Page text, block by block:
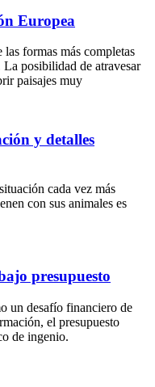
Europea
formas más completas
posibilidad de atravesar
paisajes muy
y detalles
cada vez más
con sus animales es
presupuesto
un desafío financiero de
el presupuesto
de ingenio.